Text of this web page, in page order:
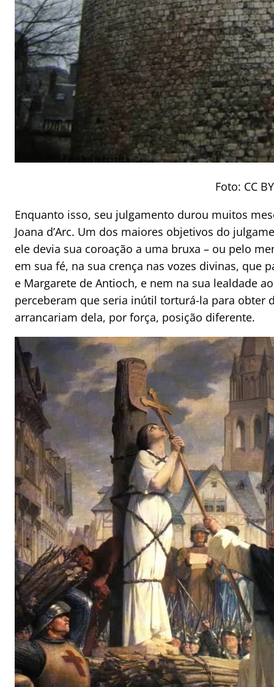
Foto: CC
Enquanto isso, seu julgamento durou muitos
Joana d’Arc. Um dos maiores objetivos do
ele devia sua coroação a uma bruxa – ou pelo
em sua fé, na sua crença nas vozes divinas, que
e Margarete de Antioch, e nem na sua lealdade
perceberam que seria inútil torturá-la para obter
arrancariam dela, por força, posição diferente.